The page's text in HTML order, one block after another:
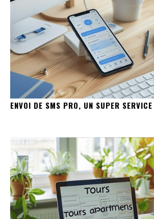
ENVOI DE SMS PRO, UN SUPER